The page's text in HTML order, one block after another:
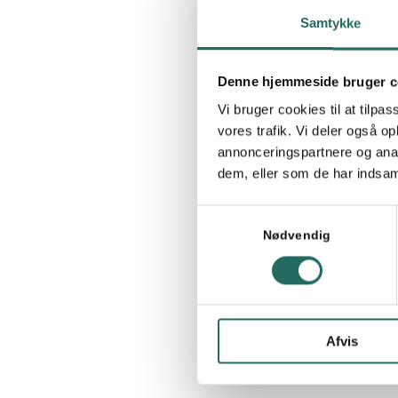
Samtykke
Denne hjemmeside bruger
Vi bruger cookies til at
vores trafik. Vi deler også
annonceringspartnere og
dem, eller som de har
Nødvendig
Afvis
med
Onsdagens
certificerede
”The Art og
var at tænke
Vil du
træfpunktet,